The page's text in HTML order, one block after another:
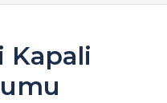
Kapali